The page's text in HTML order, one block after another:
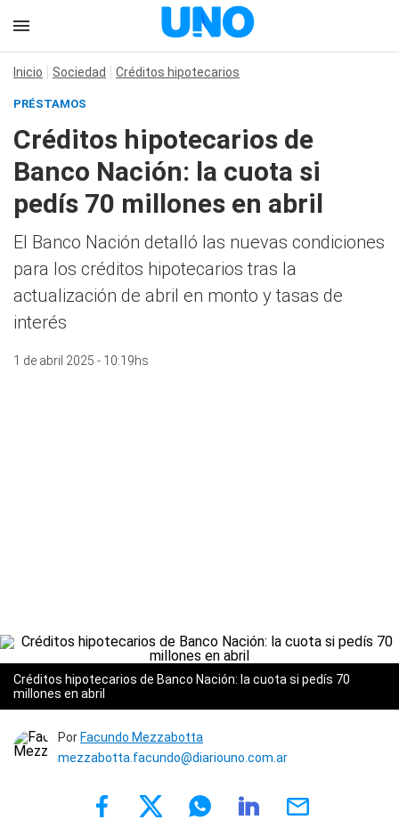
Inicio Sociedad Créditos hipotecarios
PRÉSTAMOS
Créditos hipotecarios de
Banco Nación: la cuota si
pedís 70 millones en abril
El Banco Nación detalló las nuevas condiciones
para los créditos hipotecarios tras la
actualización de abril en monto y tasas de
interés
1 de abril 2025 - 10:19hs
Créditos hipotecarios de Banco Nación: la cuota si pedís 70
millones en abril
Por Facundo Mezzabotta
mezzabotta.facundo@diariouno.com.ar